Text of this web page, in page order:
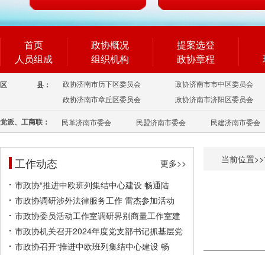
首页
人员组成
政协概况
组织机构
提案选登
政协章程
区 县： 政协济南市历下区委员会
政协济南市市中区委员会
政协济南市章丘区委员会
政协济南市济阳区委员会
党派、工商联： 民革济南市委会 民盟济南市委会 民建济南市委会
工作动态
更多>>
市政协“推进中欧班列集结中心建设 畅通陆
市政协调研涉外法律服务工作 雷杰参加活动
市政协委员活动工作室调研界别商量工作室建
市政协机关召开2024年度党支部书记抓基层党
市政协召开“推进中欧班列集结中心建设 畅
当前位置>>